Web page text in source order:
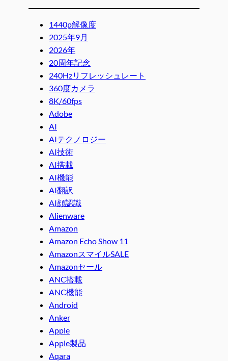
1440p解像度
2025年9月
2026年
20周年記念
240Hzリフレッシュレート
360度カメラ
8K/60fps
Adobe
AI
AIテクノロジー
AI技術
AI搭載
AI機能
AI翻訳
AI顔認識
Alienware
Amazon
Amazon Echo Show 11
AmazonスマイルSALE
Amazonセール
ANC搭載
ANC機能
Android
Anker
Apple
Apple製品
Aqara